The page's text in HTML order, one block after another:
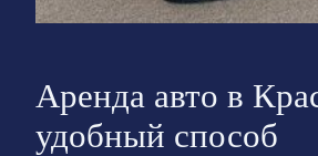
Аренда авто в
удобный способ